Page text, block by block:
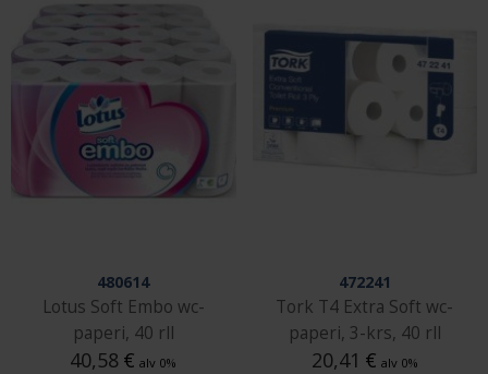
480614
Lotus Soft Embo wc-
paperi, 40 rll
40,58 € alv 0%
472241
Tork T4 Extra Soft wc-
paperi, 3-krs, 40 rll
20,41 € alv 0%